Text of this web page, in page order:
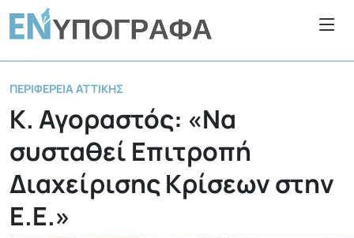
ΠΕΡΙΦΈΡΕΙΑ ΑΤΤΙΚΉΣ
Κ. Αγοραστός: «Να
συσταθεί Επιτροπή
Διαχείρισης Κρίσεων στην
Ε.Ε.»